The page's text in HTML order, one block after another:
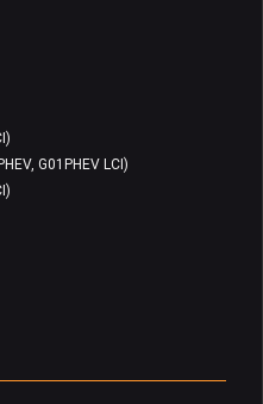
G01PHEV LCI)